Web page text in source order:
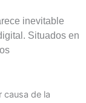
inevitable
Situados en
causa de la